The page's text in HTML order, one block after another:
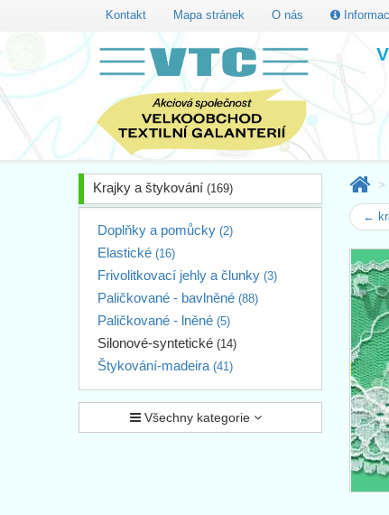
Kontakt Mapa stránek O nás
Krajky a štykování (169)
Doplňky a pomůcky (2)
Elastické (16)
Frivolitkovací jehly a člunky (3)
Paličkované - bavlněné (88)
Paličkované - lněné (5)
Silonové-syntetické (14)
Štykování-madeira (41)
Všechny kategorie
←